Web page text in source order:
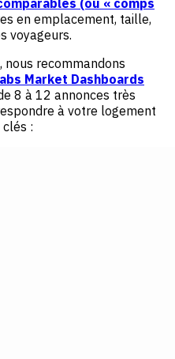
(ou « comps
en emplacement, taille,
voyageurs.
recommandons
Market Dashboards
8 à 12 annonces très
à votre logement
: